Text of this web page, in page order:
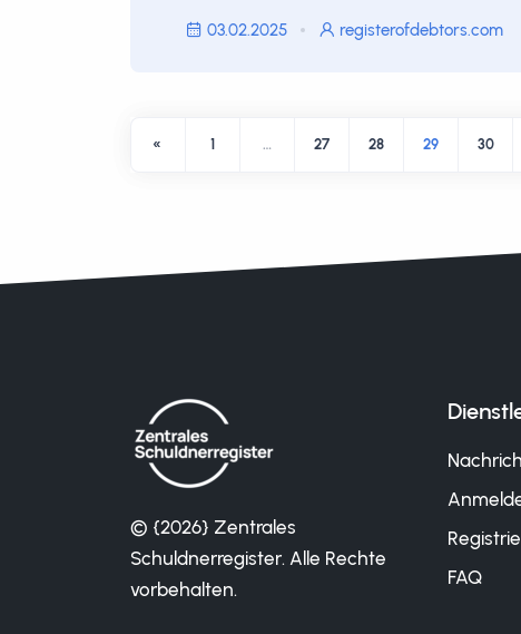
03.02.2025 registerofdebtors.com
« 1 … 27 28 29 30
© {2026} Zentrales
Schuldnerregister. Alle Rechte
vorbehalten.
FAQ